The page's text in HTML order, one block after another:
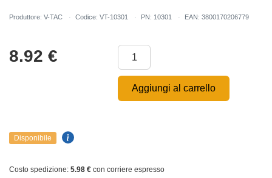
Produttore: V-TAC Codice: VT-10301 PN: 10301 EAN: 3800170206779
8.92 €
Aggiungi al carrello
Disponibile
Costo spedizione: 5.98 € con corriere espresso